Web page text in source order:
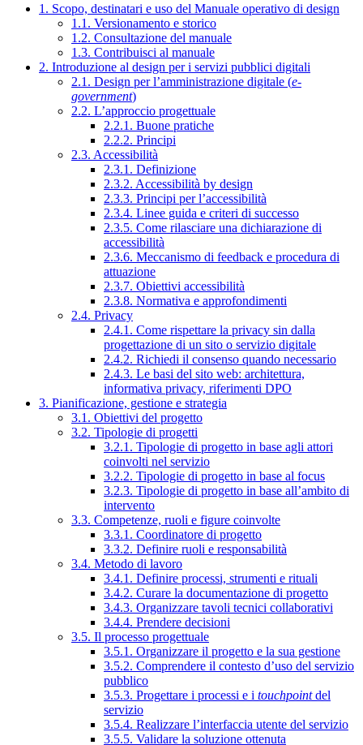
1. Scopo, destinatari e uso del Manuale operativo di design
1.1. Versionamento e storico
1.2. Consultazione del manuale
1.3. Contribuisci al manuale
2. Introduzione al design per i servizi pubblici digitali
2.1. Design per l’amministrazione digitale (e-
government)
2.2. L’approccio progettuale
2.2.1. Buone pratiche
2.2.2. Principi
2.3. Accessibilità
2.3.1. Definizione
2.3.2. Accessibilità by design
2.3.3. Principi per l’accessibilità
2.3.4. Linee guida e criteri di successo
2.3.5. Come rilasciare una dichiarazione di
accessibilità
2.3.6. Meccanismo di feedback e procedura di
attuazione
2.3.7. Obiettivi accessibilità
2.3.8. Normativa e approfondimenti
2.4. Privacy
2.4.1. Come rispettare la privacy sin dalla
progettazione di un sito o servizio digitale
2.4.2. Richiedi il consenso quando necessario
2.4.3. Le basi del sito web: architettura,
informativa privacy, riferimenti DPO
3. Pianificazione, gestione e strategia
3.1. Obiettivi del progetto
3.2. Tipologie di progetti
3.2.1. Tipologie di progetto in base agli attori
coinvolti nel servizio
3.2.2. Tipologie di progetto in base al focus
3.2.3. Tipologie di progetto in base all’ambito di
intervento
3.3. Competenze, ruoli e figure coinvolte
3.3.1. Coordinatore di progetto
3.3.2. Definire ruoli e responsabilità
3.4. Metodo di lavoro
3.4.1. Definire processi, strumenti e rituali
3.4.2. Curare la documentazione di progetto
3.4.3. Organizzare tavoli tecnici collaborativi
3.4.4. Prendere decisioni
3.5. Il processo progettuale
3.5.1. Organizzare il progetto e la sua gestione
3.5.2. Comprendere il contesto d’uso del servizio
pubblico
3.5.3. Progettare i processi e i touchpointdel
servizio
3.5.4. Realizzare l’interfaccia utente del servizio
3.5.5. Validare la soluzione ottenuta